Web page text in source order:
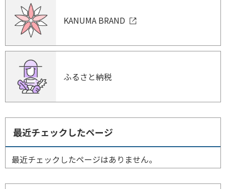
KANUMA BRAND
ふるさと納税
最近チェックしたページ
最近チェックしたページはありません。